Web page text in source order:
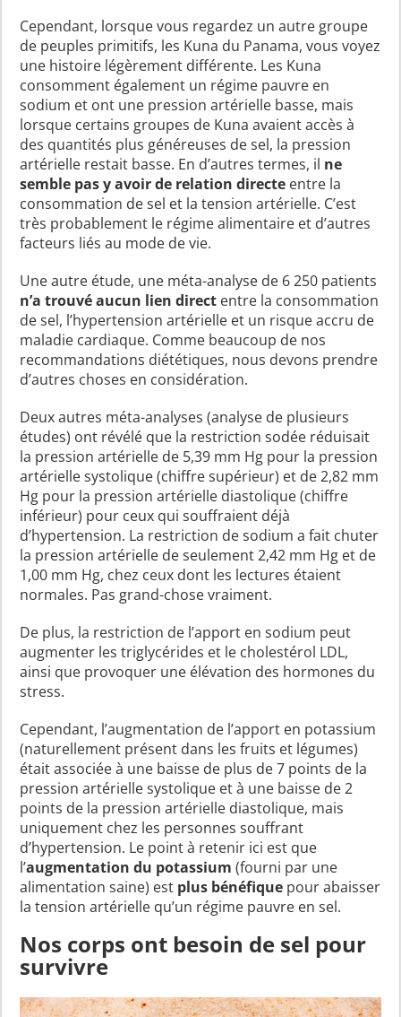
Cependant, lorsque vous regardez un autre groupe
de peuples primitifs, les Kuna du Panama, vous voyez
une histoire légèrement différente. Les Kuna
consomment également un régime pauvre en
sodium et ont une pression artérielle basse, mais
lorsque certains groupes de Kuna avaient accès à
des quantités plus généreuses de sel, la pression
artérielle restait basse. En d’autres termes, il ne
semble pas y avoir de relation directe entre la
consommation de sel et la tension artérielle. C’est
très probablement le régime alimentaire et d’autres
facteurs liés au mode de vie.
Une autre étude, une méta-analyse de 6 250 patients
n’a trouvé aucun lien direct entre la consommation
de sel, l’hypertension artérielle et un risque accru de
maladie cardiaque. Comme beaucoup de nos
recommandations diététiques, nous devons prendre
d’autres choses en considération.
Deux autres méta-analyses (analyse de plusieurs
études) ont révélé que la restriction sodée réduisait
la pression artérielle de 5,39 mm Hg pour la pression
artérielle systolique (chiffre supérieur) et de 2,82 mm
Hg pour la pression artérielle diastolique (chiffre
inférieur) pour ceux qui souffraient déjà
d’hypertension. La restriction de sodium a fait chuter
la pression artérielle de seulement 2,42 mm Hg et de
1,00 mm Hg, chez ceux dont les lectures étaient
normales. Pas grand-chose vraiment.
De plus, la restriction de l’apport en sodium peut
augmenter les triglycérides et le cholestérol LDL,
ainsi que provoquer une élévation des hormones du
stress.
Cependant, l’augmentation de l’apport en potassium
(naturellement présent dans les fruits et légumes)
était associée à une baisse de plus de 7 points de la
pression artérielle systolique et à une baisse de 2
points de la pression artérielle diastolique, mais
uniquement chez les personnes souffrant
d’hypertension. Le point à retenir ici est que
l’augmentation du potassium (fourni par une
alimentation saine) est plus bénéfique pour abaisser
la tension artérielle qu’un régime pauvre en sel.
Nos corps ont besoin de sel pour
survivre